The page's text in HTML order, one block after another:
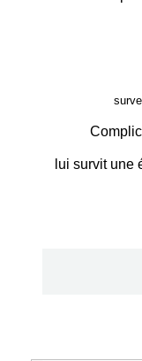
lui survit une